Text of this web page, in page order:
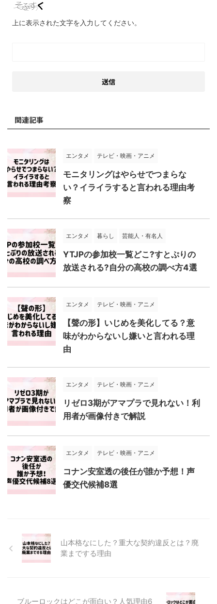
上に表示された文字を入力してください。
関連記事
エンタメ テレビ・映画・アニメ
モニタリングはやらせでつまらな
い？イライラすると言われる理由考
察
エンタメ 暮らし 芸能人・有名人
YTJPの参加校一覧どこ?すとぷりの
放送される?自分の高校の調べ方4選
エンタメ テレビ・映画・アニメ
【聲の形】いじめを美化してる？意
味がわからないし嫌いと言われる理
由
エンタメ テレビ・映画・アニメ
リゼロ3期がアマプラで見れない！利
用者が画像付きで解説
エンタメ テレビ・映画・アニメ
コナン安室透の後任が誰か予想！声
優交代候補8選
山本格なにした？重大な契約違反とは？廃
業までする理由
ブルーロックはどこが面白い？人気理由6